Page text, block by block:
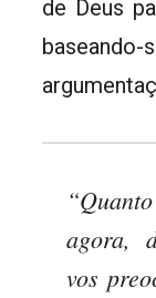
de Deus
agora,
vos